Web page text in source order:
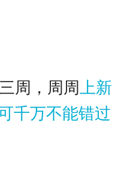
周，周周上
千万不能错过